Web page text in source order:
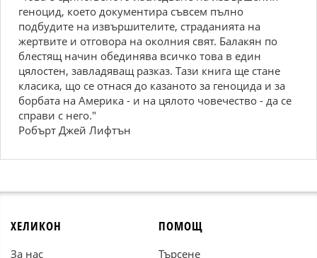
геноцид, което документира съвсем пълно
подбудите на извършителите, страданията на
жертвите и отговора на околния свят. Балакян по
блестящ начин обединява всичко това в един
цялостен, завладяващ разказ. Тази книга ще стане
класика, що се отнася до казаното за геноцида и за
борбата на Америка - и на цялото човечество - да се
справи с него."
Робърт Джей Лифтън
ХЕЛИКОН
За нас
ПОМОЩ
Търсене